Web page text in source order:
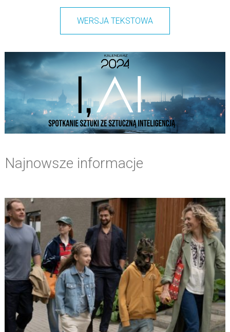
WERSJA TEKSTOWA
Najnowsze informacje